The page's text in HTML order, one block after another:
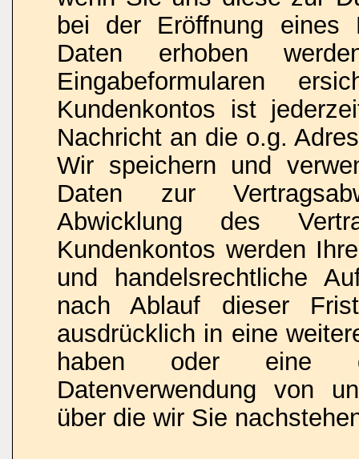
bei der Eröffnung eines
Daten erhoben
Eingabeformularen
Kundenkontos ist
Nachricht an die o.g.
Wir speichern und
Daten zur
Abwicklung des
Kundenkontos werden
und handelsrechtliche
nach Ablauf dieser
ausdrücklich in eine
haben oder eine
Datenverwendung von
über die wir Sie